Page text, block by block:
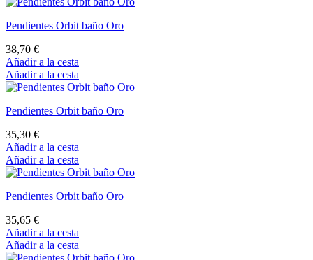
Pendientes Orbit baño Oro
38,70 €
Añadir a la cesta
Añadir a la cesta
Pendientes Orbit baño Oro
35,30 €
Añadir a la cesta
Añadir a la cesta
Pendientes Orbit baño Oro
35,65 €
Añadir a la cesta
Añadir a la cesta